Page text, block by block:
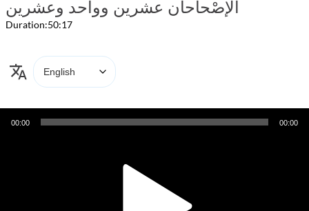
الإصْحاحان عشرين وواحد وعشرين
Duration:50:17
00:00 00:00